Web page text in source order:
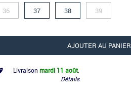
36 37 38 39
AJOUTER AU PANIER
Livraison mardi 11 août
Détails